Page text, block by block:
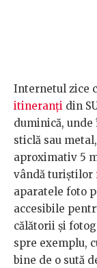
Internetul zice
itineranți din
duminică,
sticlă sau
aproximativ 5
vândă turiștilor
aparatele foto
accesibile
călătorii și
spre exemplu,
bine de o sută